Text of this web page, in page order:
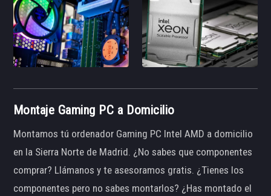
Montaje Gaming PC a Domicilio
Montamos tú ordenador Gaming PC Intel AMD a domicilio
en la Sierra Norte de Madrid. ¿No sabes que componentes
comprar? Llámanos y te asesoramos gratis. ¿Tienes los
componentes pero no sabes montarlos? ¿Has montado el